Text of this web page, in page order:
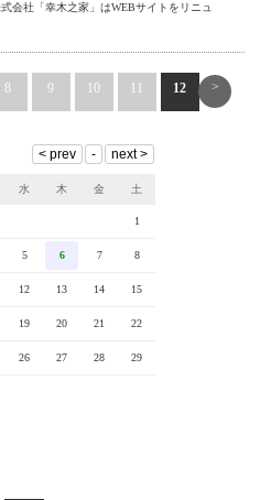
会社「幸木之家」はWEBサイトをリニュ
8 9 10 11 12 >
水 木 金 土
1
5 6 7 8
12 13 14 15
19 20 21 22
26 27 28 29